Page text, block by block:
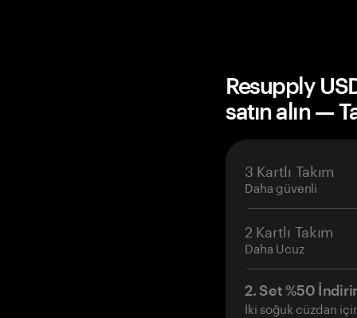
Resupply
satın alın —
3 Kartlı Takım
Daha güvenli
2 Kartlı Takım
Daha Ucuz
2. Set %50
İki soğuk cüzdan